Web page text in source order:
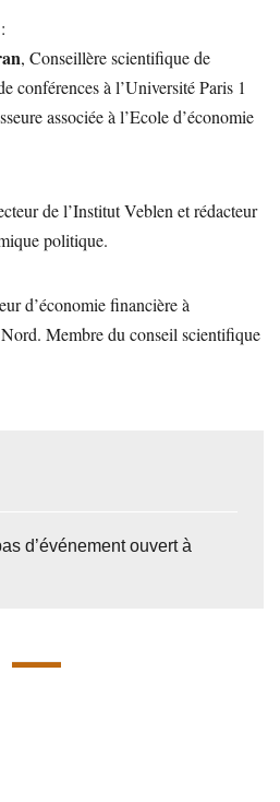
, Conseillère scientifique de
conférences à l’Université Paris 1
associée à l’Ecole d’économie
de l’Institut Veblen et rédacteur
politique.
d’économie financière à
Membre du conseil scientifique
d’événement ouvert à